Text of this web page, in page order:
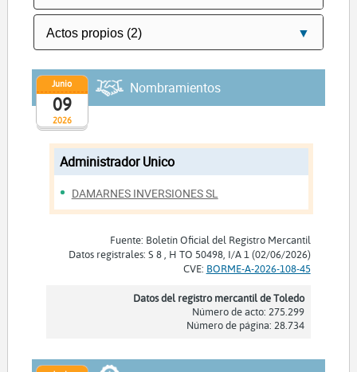
2026
Junio
09
Nombramientos
Administrador Unico
DAMARNES INVERSIONES SL
Fuente: Boletín Oficial del Registro Mercantil
Datos registrales: S 8 , H TO 50498, I/A 1 (02/06/2026)
CVE: BORME-A-2026-108-45
Datos del registro mercantil de Toledo
Número de acto: 275.299
Número de página: 28.734